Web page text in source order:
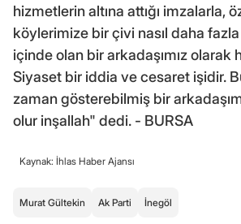
hizmetlerin altına attığı imzalarla,
köylerimize bir çivi nasıl daha
içinde olan bir arkadaşımız olarak
Siyaset bir iddia ve cesaret işidir.
zaman gösterebilmiş bir
olur inşallah" dedi. - BURSA
Kaynak: İhlas Haber Ajansı
Murat Gültekin Ak Parti İnegöl